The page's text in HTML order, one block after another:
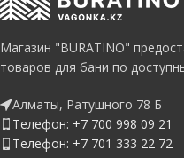
Магазин "BURATINO"
товаров для бани по
Алматы, Ратушного 78 Б
Телефон: +7 700 998 09 21
Телефон: +7 701 333 22 72